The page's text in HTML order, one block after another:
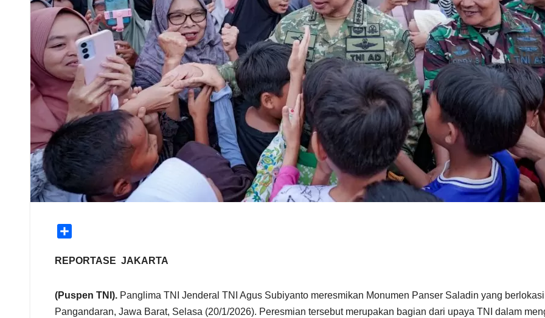
a
REPORTASE JAKARTA
(Puspen TNI). Panglima TNI Jenderal TNI Agus Subiyanto meresmikan Monumen Panser Saladin yang
Pangandaran, Jawa Barat, Selasa (20/1/2026). Peresmian tersebut merupakan bagian dari upaya TNI dalam